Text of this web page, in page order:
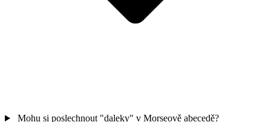
Mohu si poslechnout "daleky" v Morseově abecedě?